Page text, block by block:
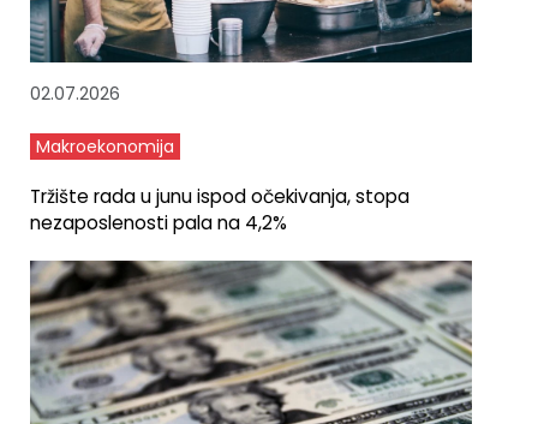
02.07.2026
Makroekonomija
Tržište rada u junu ispod očekivanja, stopa
nezaposlenosti pala na 4,2%